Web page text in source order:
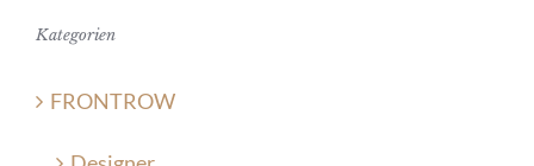
Kategorien
FRONTROW